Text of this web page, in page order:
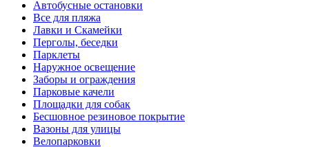
Автобусные остановки
Все для пляжа
Лавки и Скамейки
Перголы, беседки
Парклеты
Наружное освещение
Заборы и ограждения
Парковые качели
Площадки для собак
Бесшовное резиновое покрытие
Вазоны для улицы
Велопарковки